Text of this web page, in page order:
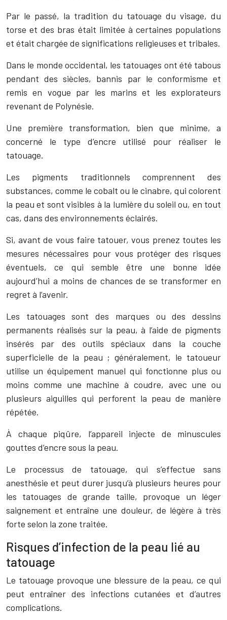
Par le passé, la tradition du tatouage du visage, du
torse et des bras était limitée à certaines populations
et était chargée de significations religieuses et tribales.
Dans le monde occidental, les tatouages ont été tabous
pendant des siècles, bannis par le conformisme et
remis en vogue par les marins et les explorateurs
revenant de Polynésie.
Une première transformation, bien que minime, a
concerné le type d’encre utilisé pour réaliser le
tatouage.
Les pigments traditionnels comprennent des
substances, comme le cobalt ou le cinabre, qui colorent
la peau et sont visibles à la lumière du soleil ou, en tout
cas, dans des environnements éclairés.
Si, avant de vous faire tatouer, vous prenez toutes les
mesures nécessaires pour vous protéger des risques
éventuels, ce qui semble être une bonne idée
aujourd’hui a moins de chances de se transformer en
regret à l’avenir.
Les tatouages sont des marques ou des dessins
permanents réalisés sur la peau, à l’aide de pigments
insérés par des outils spéciaux dans la couche
superficielle de la peau ; généralement, le tatoueur
utilise un équipement manuel qui fonctionne plus ou
moins comme une machine à coudre, avec une ou
plusieurs aiguilles qui perforent la peau de manière
répétée.
À chaque piqûre, l’appareil injecte de minuscules
gouttes d’encre sous la peau.
Le processus de tatouage, qui s’effectue sans
anesthésie et peut durer jusqu’à plusieurs heures pour
les tatouages de grande taille, provoque un léger
saignement et entraîne une douleur, de légère à très
forte selon la zone traitée.
Risques d’infection de la peau lié au
tatouage
Le tatouage provoque une blessure de la peau, ce qui
peut entraîner des infections cutanées et d’autres
complications.